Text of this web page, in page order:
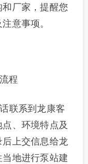
厂家，提醒您
意事项。
程
联系到龙康客
、环境特点及
上交信息给龙
地进行泵站建